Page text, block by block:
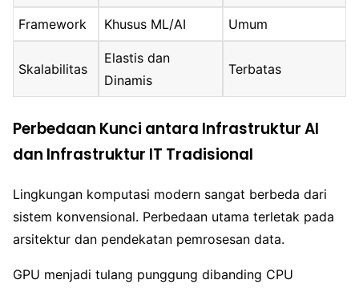
Framework Khusus ML/AI Umum
Skalabilitas
Elastis dan
Dinamis
Terbatas
Perbedaan Kunci antara Infrastruktur AI
dan Infrastruktur IT Tradisional
Lingkungan komputasi modern sangat berbeda dari
sistem konvensional. Perbedaan utama terletak pada
arsitektur dan pendekatan pemrosesan data.
GPU menjadi tulang punggung dibanding CPU